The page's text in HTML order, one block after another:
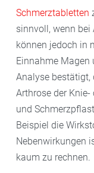
Schmerztabletten
sinnvoll, wenn bei
können jedoch in
Einnahme Magen
Analyse
Arthrose der
und
Beispiel die
Nebenwirkungen
kaum zu rechnen.